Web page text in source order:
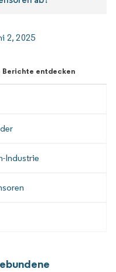
2, 2025
Berichte entdecken
Industrie